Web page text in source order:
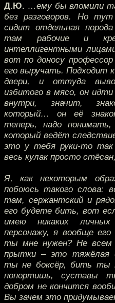
Д.Ю. …ему бы вломили
без разговоров. Но
сидит отдельная
там рабочие и
интеллигентными
вот по доносу
его выручать. Подходит
двери, и оттуда
избитого в мясо, он
внутри, значит,
который… он её
теперь, надо
который ведёт
это у тебя руки-то
весь кулак просто
Я, как некоторым
побоюсь такого слова:
там, сержантский и
его будете бить, вот
имею никаких
персонажу, я вообще
ты мне нужен? Не всем
прытки – это тяжёлая
ты не боксёр, бить ты
попортишь, суставы
добром не кончится
Вы зачем это